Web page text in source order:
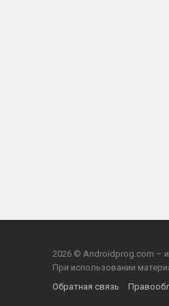
2026 © Androidprog.com –
При использовании
Обратная связь